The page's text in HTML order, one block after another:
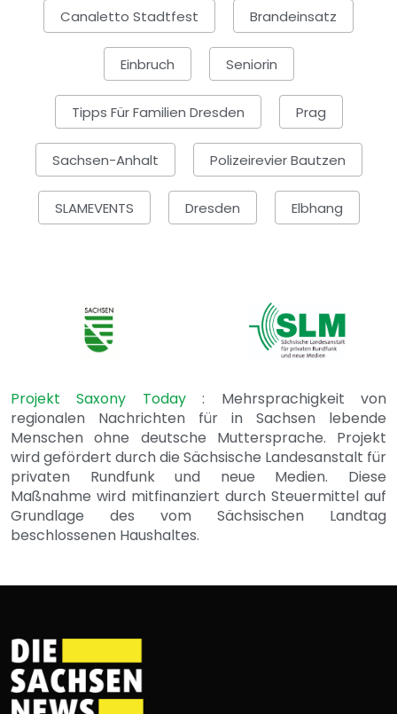
Canaletto Stadtfest Brandeinsatz
Einbruch Seniorin
Tipps Für Familien Dresden Prag
Sachsen-Anhalt Polizeirevier Bautzen
SLAMEVENTS Dresden Elbhang
Projekt Saxony Today: Mehrsprachigkeit von
regionalen Nachrichten für in Sachsen lebende
Menschen ohne deutsche Muttersprache. Projekt
wird gefördert durch die Sächsische Landesanstalt für
privaten Rundfunk und neue Medien. Diese
Maßnahme wird mitfinanziert durch Steuermittel auf
Grundlage des vom Sächsischen Landtag
beschlossenen Haushaltes.